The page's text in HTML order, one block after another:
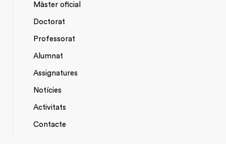
PRINCIPAL
Màster oficial
Doctorat
Professorat
Alumnat
Assignatures
MENU
Notícies
Activitats
Contacte